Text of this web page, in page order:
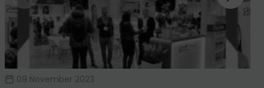
09 November 2023